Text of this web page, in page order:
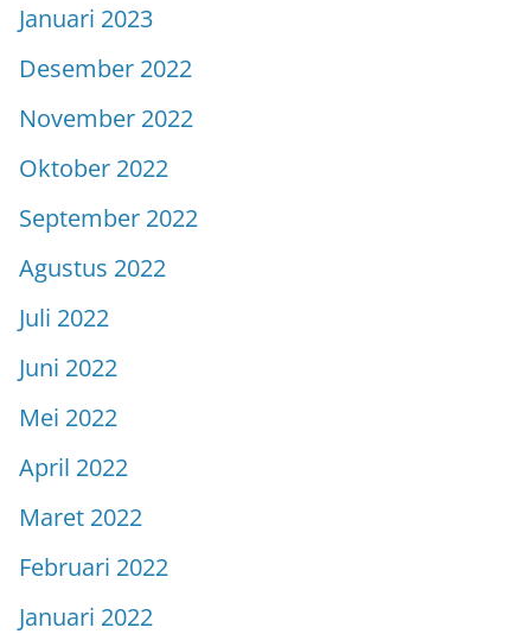
Januari 2023
Desember 2022
November 2022
Oktober 2022
September 2022
Agustus 2022
Juli 2022
Juni 2022
Mei 2022
April 2022
Maret 2022
Februari 2022
Januari 2022